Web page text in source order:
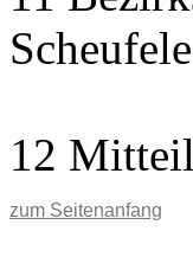
12
zum Seitenanfang